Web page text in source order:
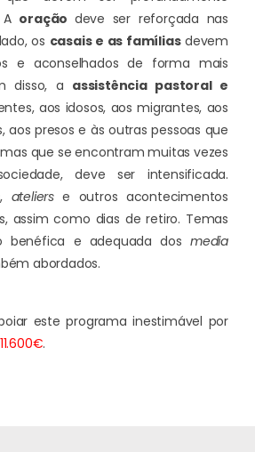
oração deve ser reforçada nas
os casais e as famíliasdevem
e aconselhados de forma mais
disso, a assistência pastoral e
aos idosos, aos migrantes, aos
aos presos e às outras pessoas que
que se encontram muitas vezes
deve ser intensificada.
atelierse outros acontecimentos
assim como dias de retiro. Temas
benéfica e adequada dos media
abordados.
este programa inestimável por
11.600€.